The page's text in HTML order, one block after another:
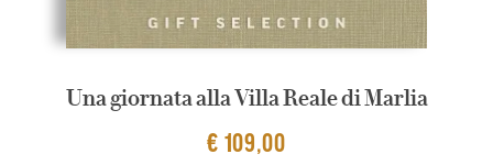
Una giornata alla Villa Reale di Marlia
€ 109,00